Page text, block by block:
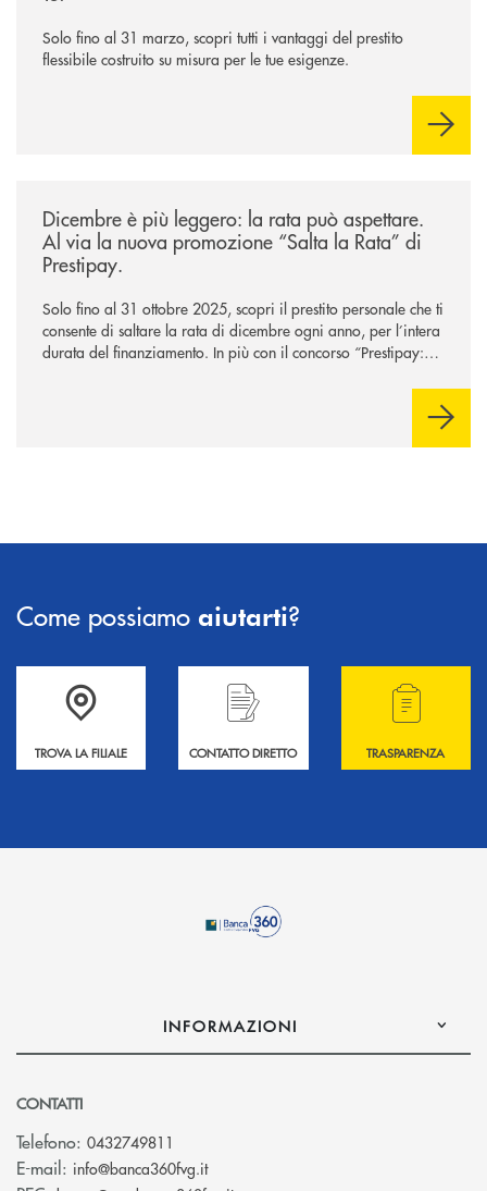
Solo fino al 31 marzo, scopri tutti i vantaggi del prestito
flessibile costruito su misura per le tue esigenze.
Dicembre è più leggero: la rata può aspettare.
Al via la nuova promozione “Salta la Rata” di
Prestipay.
Solo fino al 31 ottobre 2025, scopri il prestito personale che ti
consente di saltare la rata di dicembre ogni anno, per l’intera
durata del finanziamento. In più con il concorso “Prestipay: la
Come possiamo aiutarti?
Accedi all' elenco completo delle filiali .
TROVA LA FILIALE
Hai bisogno di informazioni? Contattaci !
CONTATTO DIRETTO
Hai bisogno di
TRASPARENZA
INFORMAZIONI
CONTATTI
Telefono: 0432749811
E-mail: info@banca360fvg.it(si apre l’app di posta elettronica)